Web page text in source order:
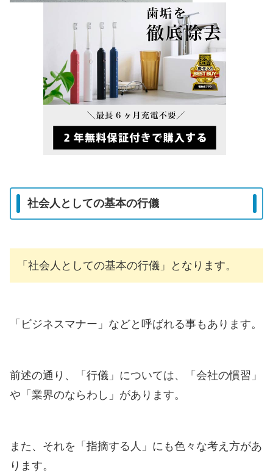
社会人としての基本の行儀
「社会人としての基本の行儀」となります。
「ビジネスマナー」などと呼ばれる事もあります。
前述の通り、「行儀」については、「会社の慣習」
や「業界のならわし」があります。
また、それを「指摘する人」にも色々な考え方があ
ります。